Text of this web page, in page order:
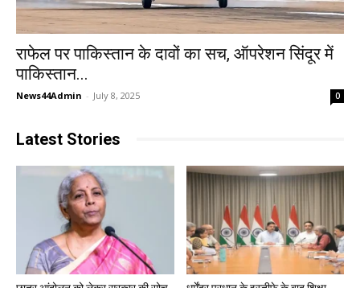
राफेल पर पाकिस्तान के दावों का सच, ऑपरेशन सिंदूर में
पाकिस्तान...
News44Admin - July 8, 2025 0
Latest Stories